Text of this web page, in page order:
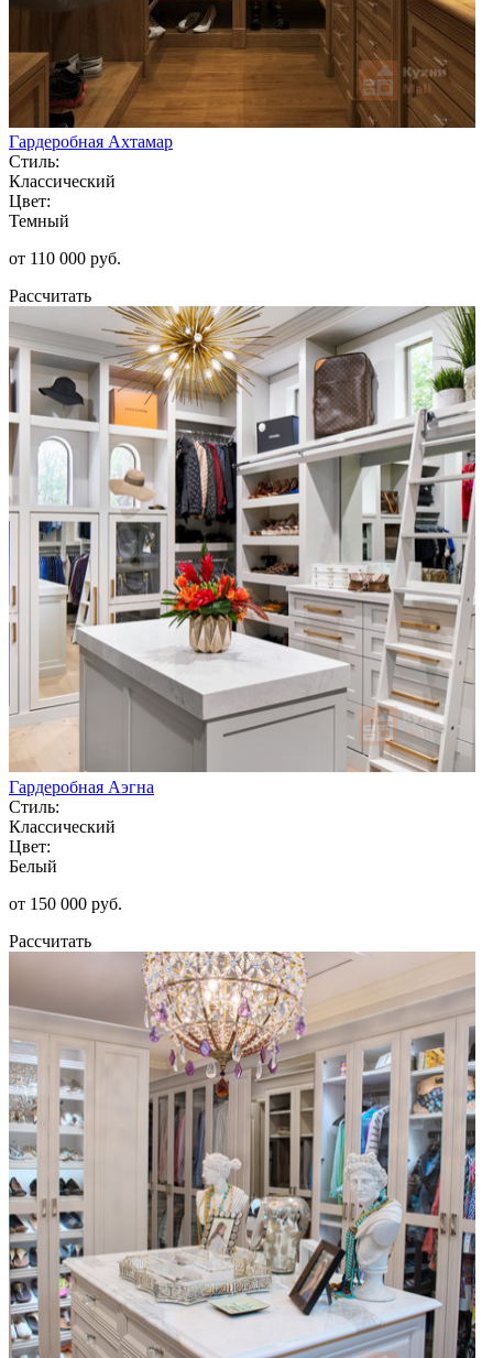
Гардеробная Ахтамар
Стиль:
Классический
Цвет:
Темный
от 110 000 руб.
Рассчитать
Гардеробная Аэгна
Стиль:
Классический
Цвет:
Белый
от 150 000 руб.
Рассчитать